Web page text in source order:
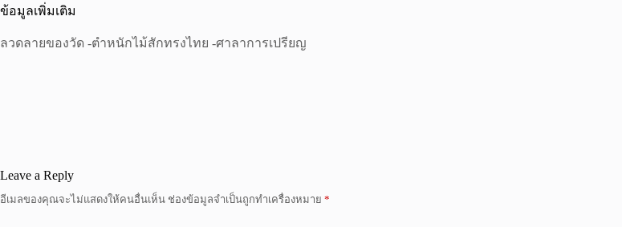
ข้อมูลเพิ่มเติม
ลวดลายของวัด -ตำหนักไม้สักทรงไทย -ศาลาการเปรียญ
Leave a Reply
อีเมลของคุณจะไม่แสดงให้คนอื่นเห็น ช่องข้อมูลจำเป็นถูกทำเครื่องหมาย *